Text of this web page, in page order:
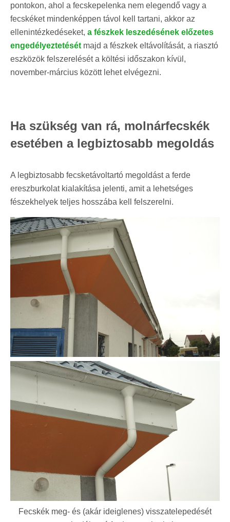
pontokon, ahol a fecskepelenka nem elegendő vagy a
fecskéket mindenképpen távol kell tartani, akkor az
ellenintézkedéseket, a fészkek leszedésének előzetes
engedélyeztetését majd a fészkek eltávolítását, a riasztó
eszközök felszerelését a költési időszakon kívül,
november-március között lehet elvégezni.
Ha szükség van rá, molnárfecskék
esetében a legbiztosabb megoldás
A legbiztosabb fecsketávoltartó megoldást a ferde
ereszburkolat kialakítása jelenti, amit a lehetséges
fészekhelyek teljes hosszába kell felszerelni.
Fecskék meg- és (akár ideiglenes) visszatelepedését